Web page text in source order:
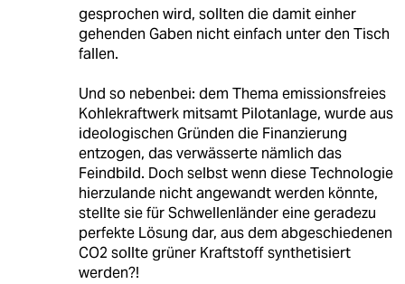
gesprochen wird, sollten die damit einher
gehenden Gaben nicht einfach unter den Tisch
fallen.
Und so nebenbei: dem Thema emissionsfreies
Kohlekraftwerk mitsamt Pilotanlage, wurde aus
ideologischen Gründen die Finanzierung
entzogen, das verwässerte nämlich das
Feindbild. Doch selbst wenn diese Technologie
hierzulande nicht angewandt werden könnte,
stellte sie für Schwellenländer eine geradezu
perfekte Lösung dar, aus dem abgeschiedenen
CO2 sollte grüner Kraftstoff synthetisiert
werden?!